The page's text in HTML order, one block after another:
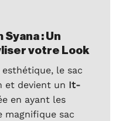
Syana : Un
votre Look
esthétique, le sac
et devient un It-
en ayant les
sac